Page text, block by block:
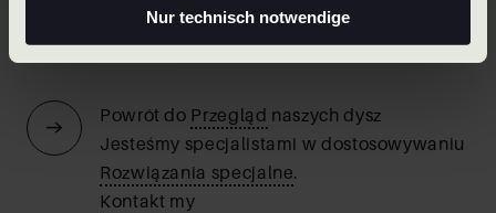
Nur technisch notwendige
Powrót do Przegląd naszych dysz
Jesteśmy specjalistami w dostosowywaniu
Rozwiązania specjalne.
Kontakt my